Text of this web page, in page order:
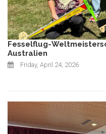
Fesselflug-
Australien
Friday, April 24, 2026